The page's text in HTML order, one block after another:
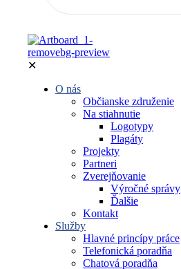
✕
O nás
Občianske združenie
Na stiahnutie
Logotypy
Plagáty
Projekty
Partneri
Zverejňovanie
Výročné správy
Ďalšie
Kontakt
Služby
Hlavné princípy práce
Telefonická poradňa
Chatová poradňa